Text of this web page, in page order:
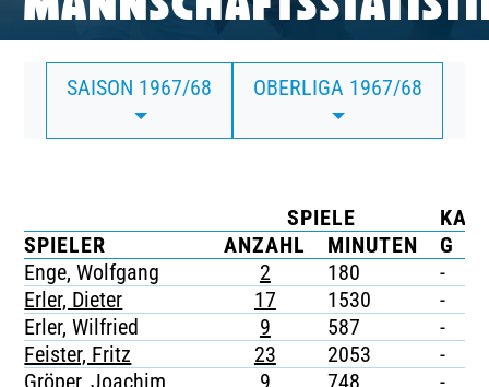
CLUB
CLUBMITGLIEDSCHAFT
BUSINESS
TICKETING
SAISON 1967/68 OBERLIGA 1967/68
SPIELE
SPIELER
ANZAHL MINUTEN G
Enge, Wolfgang
2 180 -
Erler, Dieter
17 1530 -
Erler, Wilfried
9 587 -
Feister, Fritz
23 2053 -
Gröper, Joachim
9 748 -